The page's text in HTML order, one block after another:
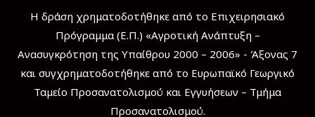
Η δράση χρηματοδοτήθηκε από το Επιχειρησιακό
Πρόγραμμα (Ε.Π.) «Αγροτική Ανάπτυξη –
Ανασυγκρότηση της Υπαίθρου 2000 – 2006» - Άξονας 7
και συγχρηματοδοτήθηκε από το Ευρωπαϊκό Γεωργικό
Ταμείο Προσανατολισμού και Εγγυήσεων – Τμήμα
Προσανατολισμού.